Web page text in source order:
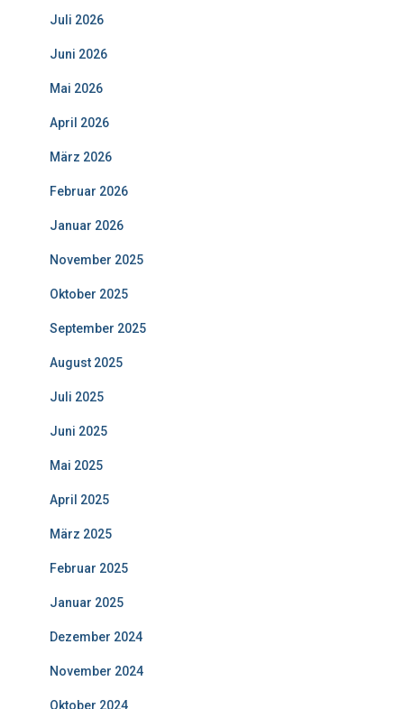
Juli 2026
Juni 2026
Mai 2026
April 2026
März 2026
Februar 2026
Januar 2026
November 2025
Oktober 2025
September 2025
August 2025
Juli 2025
Juni 2025
Mai 2025
April 2025
März 2025
Februar 2025
Januar 2025
Dezember 2024
November 2024
Oktober 2024